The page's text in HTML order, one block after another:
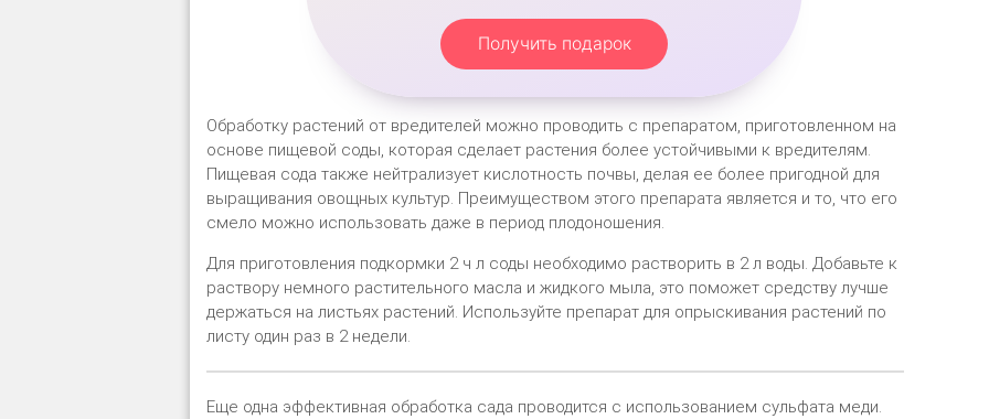
Получить подарок
Обработку растений от вредителей можно проводить с препаратом, приготовленном на
основе пищевой соды, которая сделает растения более устойчивыми к вредителям.
Пищевая сода также нейтрализует кислотность почвы, делая ее более пригодной для
выращивания овощных культур. Преимуществом этого препарата является и то, что его
смело можно использовать даже в период плодоношения.
Для приготовления подкормки 2 ч л соды необходимо растворить в 2 л воды. Добавьте к
раствору немного растительного масла и жидкого мыла, это поможет средству лучше
держаться на листьях растений. Используйте препарат для опрыскивания растений по
листу один раз в 2 недели.
Еще одна эффективная обработка сада проводится с использованием сульфата меди.